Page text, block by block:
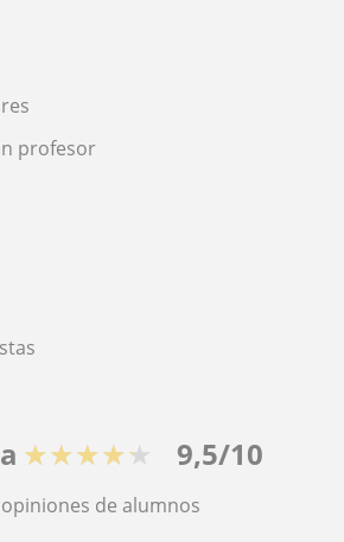
profesor
★★★★★ 9,5/10
opiniones de alumnos